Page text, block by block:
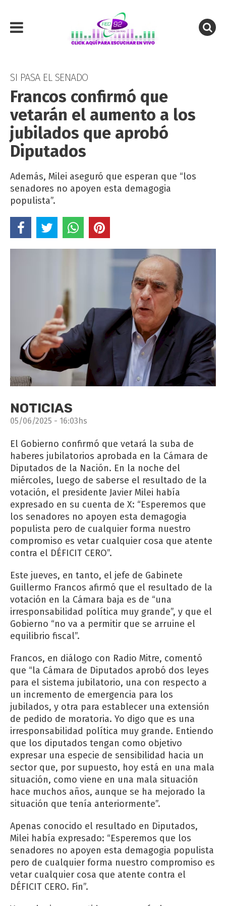
SI PASA EL SENADO
Francos confirmó que
vetarán el aumento a los
jubilados que aprobó
Diputados
Además, Milei aseguró que esperan que “los
senadores no apoyen esta demagogia
populista”.
NOTICIAS
05/06/2025 - 16:03hs
El Gobierno confirmó que vetará la suba de
haberes jubilatorios aprobada en la Cámara de
Diputados de la Nación. En la noche del
miércoles, luego de saberse el resultado de la
votación, el presidente Javier Milei había
expresado en su cuenta de X: “Esperemos que
los senadores no apoyen esta demagogia
populista pero de cualquier forma nuestro
compromiso es vetar cualquier cosa que atente
contra el DÉFICIT CERO”.
Este jueves, en tanto, el jefe de Gabinete
Guillermo Francos afirmó que el resultado de la
votación en la Cámara baja es de “una
irresponsabilidad política muy grande”, y que el
Gobierno “no va a permitir que se arruine el
equilibrio fiscal”.
Francos, en diálogo con Radio Mitre, comentó
que “la Cámara de Diputados aprobó dos leyes
para el sistema jubilatorio, una con respecto a
un incremento de emergencia para los
jubilados, y otra para establecer una extensión
de pedido de moratoria. Yo digo que es una
irresponsabilidad política muy grande. Entiendo
que los diputados tengan como objetivo
expresar una especie de sensibilidad hacia un
sector que, por supuesto, hoy está en una mala
situación, como viene en una mala situación
hace muchos años, aunque se ha mejorado la
situación que tenía anteriormente”.
Apenas conocido el resultado en Diputados,
Milei había expresado: “Esperemos que los
senadores no apoyen esta demagogia populista
pero de cualquier forma nuestro compromiso es
vetar cualquier cosa que atente contra el
DÉFICIT CERO. Fin”.